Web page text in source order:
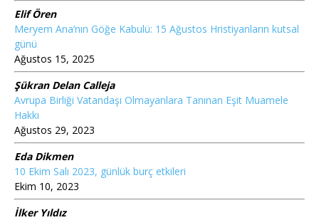
Elif Ören
Meryem Ana’nın Göğe Kabulü: 15 Ağustos Hristiyanların kutsal
günü
Ağustos 15, 2025
Şükran Delan Calleja
Avrupa Birliği Vatandaşı Olmayanlara Tanınan Eşit Muamele
Hakkı
Ağustos 29, 2023
Eda Dikmen
10 Ekim Salı 2023, günlük burç etkileri
Ekim 10, 2023
İlker Yıldız